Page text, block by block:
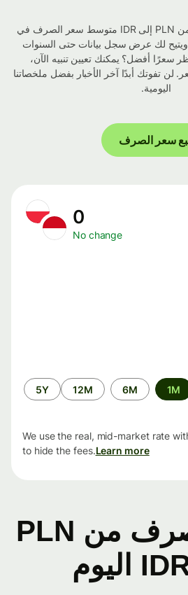
يستخدم مخططنا التفاعلي من PLN إلى IDR متوسط ​​سعر الصرف في
لك عرض سجل بيانات حتى السنوات
أفضل؟ يمكنك تعيين تنبيه الآن،
تفوتك أبدًا آخر الأخبار بفضل ملخصاتنا
اليومية.
سعر الصرف
No change
6M
12M
5Y
We use the real, mid-market rate
to hide the fees.Learn more
أسعار الصرف من PLN